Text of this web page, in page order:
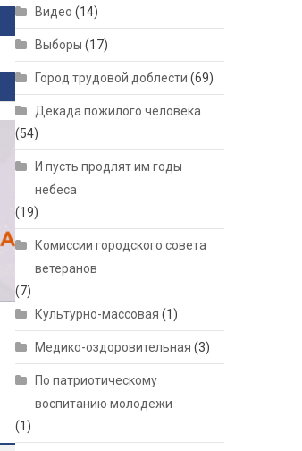
Видео (14)
Выборы (17)
Город трудовой доблести (69)
Декада пожилого человека
(54)
И пусть продлят им годы
небеса
(19)
Комиссии городского совета
ветеранов
(7)
Культурно-массовая (1)
Медико-оздоровительная (3)
По патриотическому
воспитанию молодежи
(1)